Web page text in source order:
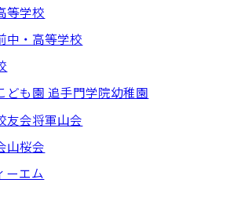
等学校
中・高等学校
ども園 追手門学院幼稚園
友会将軍山会
山桜会
ーエム